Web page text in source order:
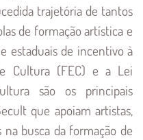
trajetória de tantos
de formação artística e
estaduais de incentivo à
Cultura (FEC) e a Lei
são os principais
que apoiam artistas,
busca da formação de